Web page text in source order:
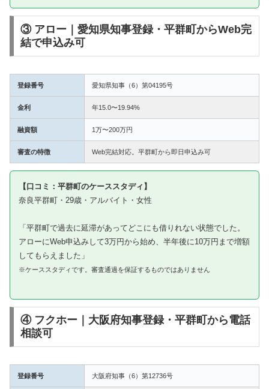
③ アロー｜愛知県知事登録・平群町からWeb完
結で申込み可
登録番号 愛知県知事（6）第04195号
金利 年15.0〜19.94%
融資額 1万〜200万円
審査の特徴 Web完結対応。平群町から即日申込み可
【口コミ：平群町のケーススタディ】
奈良平群町・29歳・アルバイト・女性
「平群町で過去に延滞があってどこにも借りれない状態でした。
アローにWeb申込みして3万円から始め、半年後に10万円まで増額
してもらえました」
※ケーススタディです。審査通過を保証するものではありません
④ フクホー｜大阪府知事登録・平群町から電話
相談可
登録番号 大阪府知事（6）第12736号